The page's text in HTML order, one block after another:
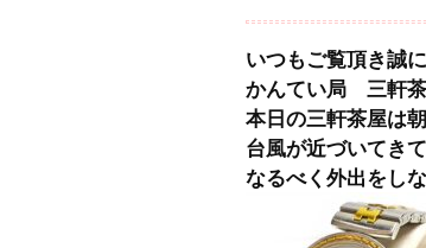
いつもご覧頂き誠
かんてい局 三軒茶
本日の三軒茶屋は
台風が近づいてき
なるべく外出をし